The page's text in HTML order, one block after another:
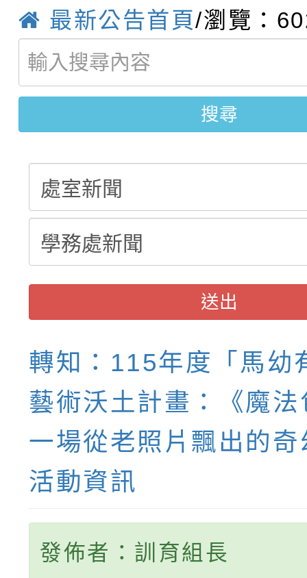
畫影片一案
劇比賽實施要點」及修
表
轉知：桃園市115年度
敬師藝文競賽』實施計
【甄選結果(第11招)】
學年度第1學期第7次代
結果(第11招)
【甄選結果(第3招)】
學年度第1學期第9次代
結果(第3招)
最新公告首頁/瀏覽：
搜尋
送出
轉知：115年度「馬幼
藝術沃土計畫：《魔
一場從老照片飄出的
活動資訊
發佈者：訓育組長